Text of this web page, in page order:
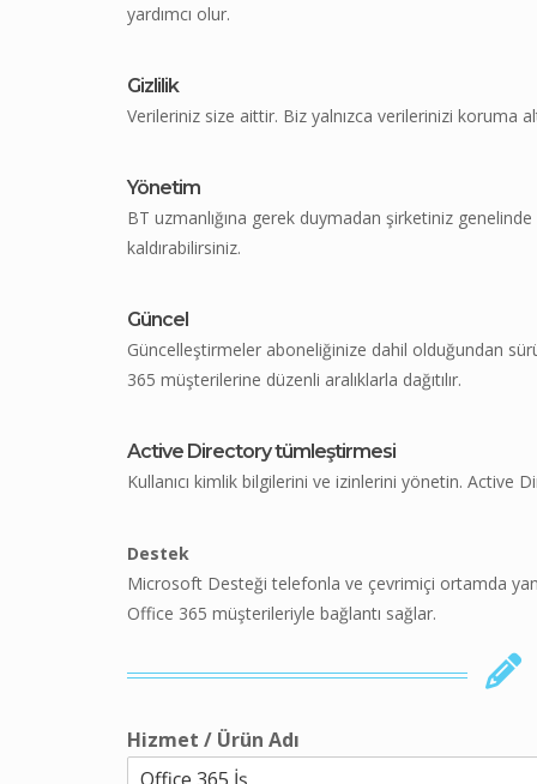
yardımcı olur.
Gizlilik
Verileriniz size aittir. Biz yalnızca verilerinizi koruma
Yönetim
BT uzmanlığına gerek duymadan şirketiniz
kaldırabilirsiniz.
Güncel
Güncelleştirmeler aboneliğinize dahil olduğundan
365 müşterilerine düzenli aralıklarla dağıtılır.
Active Directory tümleştirmesi
Kullanıcı kimlik bilgilerini ve izinlerini yönetin.
Destek
Microsoft Desteği telefonla ve çevrimiçi ortamda
Office 365 müşterileriyle bağlantı sağlar.
Hizmet / Ürün Adı